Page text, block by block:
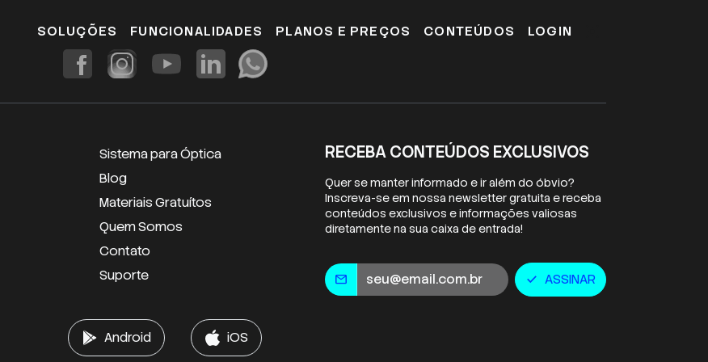
SOLUÇÕES FUNCIONALIDADES PLANOS E PREÇOS CONTEÚDOS LOGIN
Sistema para Óptica
Blog
Materiais Gratuítos
Quem Somos
Contato
Suporte
RECEBA CONTEÚDOS EXCLUSIVOS
Quer se manter informado e ir além do óbvio?
Inscreva-se em nossa newsletter gratuita e receba
conteúdos exclusivos e informações valiosas
diretamente na sua caixa de entrada!
E-mail
mail check ASSINAR
Android iOS